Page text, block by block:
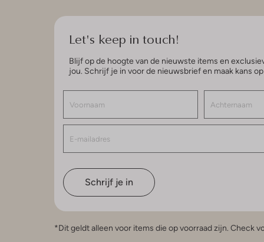
Let's keep in touch!
Blijf op de hoogte van de nieuwste items en
jou. Schrijf je in voor de nieuwsbrief en maak kans
Schrijf je in
*Dit geldt alleen voor items die op voorraad zijn. Check